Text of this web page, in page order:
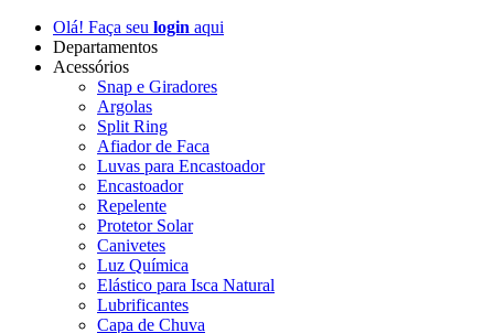
Olá! Faça seu login aqui
Departamentos
Acessórios
Snap e Giradores
Argolas
Split Ring
Afiador de Faca
Luvas para Encastoador
Encastoador
Repelente
Protetor Solar
Canivetes
Luz Química
Elástico para Isca Natural
Lubrificantes
Capa de Chuva